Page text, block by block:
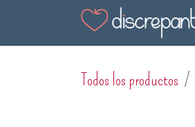
Todos los productos